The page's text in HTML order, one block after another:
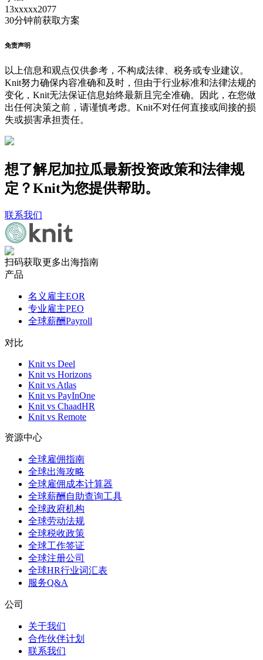
13xxxxx2077
30分钟前获取方案
免责声明
以上信息和观点仅供参考，不构成法律、税务或专业建议。
Knit努力确保内容准确和及时，但由于行业标准和法律法规的
变化，Knit无法保证信息始终最新且完全准确。因此，在您做
出任何决策之前，请谨慎考虑。Knit不对任何直接或间接的损
失或损害承担责任。
想了解尼加拉瓜最新投资政策和法律规
定？Knit为您提供帮助。
联系我们
扫码获取更多出海指南
产品
名义雇主EOR
专业雇主PEO
全球薪酬Payroll
对比
Knit vs Deel
Knit vs Horizons
Knit vs Atlas
Knit vs PayInOne
Knit vs ChaadHR
Knit vs Remote
资源中心
全球雇佣指南
全球出海攻略
全球雇佣成本计算器
全球薪酬自助查询工具
全球政府机构
全球劳动法规
全球税收政策
全球工作签证
全球注册公司
全球HR行业词汇表
服务Q&A
公司
关于我们
合作伙伴计划
联系我们